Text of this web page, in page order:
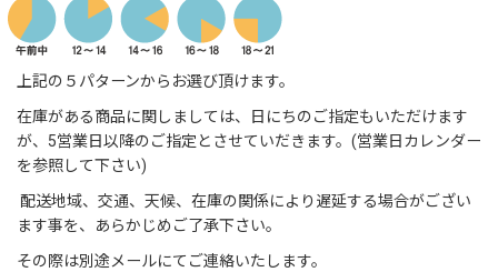
上記の５パターンからお選び頂けます。
在庫がある商品に関しましては、日にちのご指定もいただけます
が、5営業日以降のご指定とさせていだきます。(営業日カレンダー
を参照して下さい)
配送地域、交通、天候、在庫の関係により遅延する場合がござい
ます事を、あらかじめご了承下さい。
その際は別途メールにてご連絡いたします。